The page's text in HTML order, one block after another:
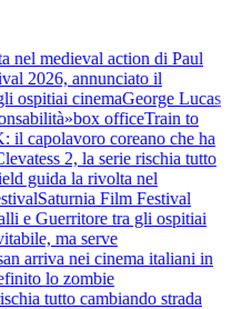
nel medieval action di Paul
2026, annunciato il
ospitiai cinemaGeorge Lucas
box officeTrain to
il capolavoro coreano che ha
2, la serie rischia tutto
guida la rivolta nel
Saturnia Film Festival
e Guerritore tra gli ospitiai
ma serve
arriva nei cinema italiani in
lo zombie
tutto cambiando strada